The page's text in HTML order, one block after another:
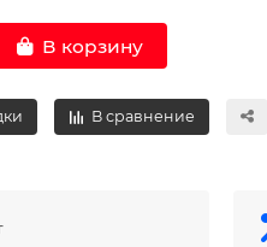
В корзину
В сравнение